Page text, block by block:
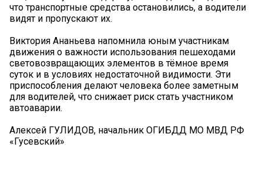
что транспортные средства остановились, а водители
видят и пропускают их.
Виктория Ананьева напомнила юным участникам
движения о важности использования пешеходами
световозвращающих элементов в тёмное время
суток и в условиях недостаточной видимости. Эти
приспособления делают человека более заметным
для водителей, что снижает риск стать участником
автоаварии.
Алексей ГУЛИДОВ, начальник ОГИБДД МО МВД РФ
«Гусевский»